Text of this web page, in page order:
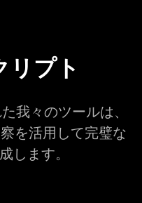
リプト
我々のツールは、
を活用して完璧な
します。